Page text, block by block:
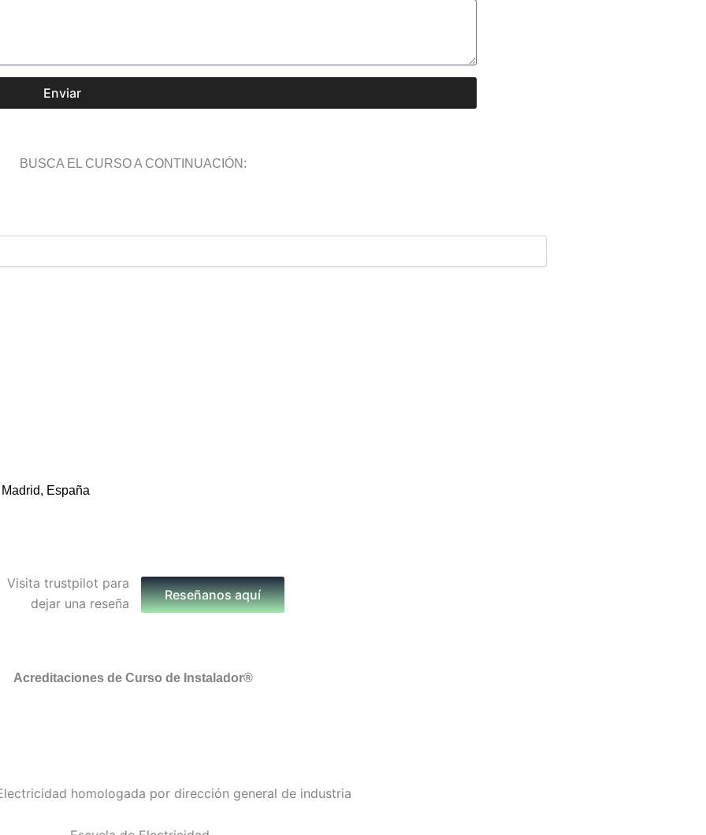
Enviar
BUSCA EL CURSO A CONTINUACIÓN:
España
Reseñanos aquí
Acreditaciones de Curso de Instalador®